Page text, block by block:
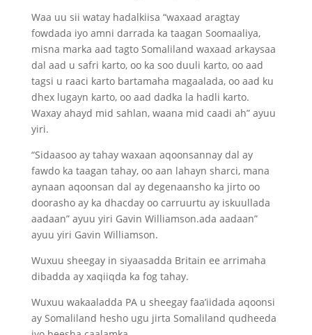
Waa uu sii watay hadalkiisa “waxaad aragtay
fowdada iyo amni darrada ka taagan Soomaaliya,
misna marka aad tagto Somaliland waxaad arkaysaa
dal aad u safri karto, oo ka soo duuli karto, oo aad
tagsi u raaci karto bartamaha magaalada, oo aad ku
dhex lugayn karto, oo aad dadka la hadli karto.
Waxay ahayd mid sahlan, waana mid caadi ah” ayuu
yiri.
“Sidaasoo ay tahay waxaan aqoonsannay dal ay
fawdo ka taagan tahay, oo aan lahayn sharci, mana
aynaan aqoonsan dal ay degenaansho ka jirto oo
doorasho ay ka dhacday oo carruurtu ay iskuullada
aadaan” ayuu yiri Gavin Williamson.ada aadaan”
ayuu yiri Gavin Williamson.
Wuxuu sheegay in siyaasadda Britain ee arrimaha
dibadda ay xaqiiqda ka fog tahay.
Wuxuu wakaaladda PA u sheegay faa’iidada aqoonsi
ay Somaliland hesho ugu jirta Somaliland qudheeda